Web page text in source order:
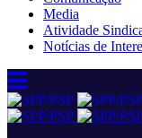
Media
Atividade
Notícias de